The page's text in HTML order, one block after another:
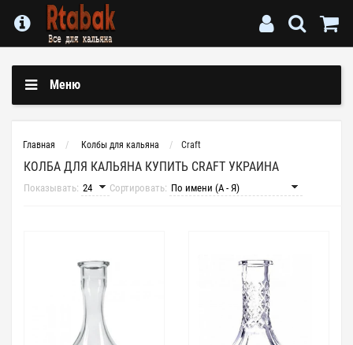
Меню
Главная Колбы для кальяна Craft
КОЛБА ДЛЯ КАЛЬЯНА КУПИТЬ CRAFT УКРАИНА
Показывать: Сортировать: